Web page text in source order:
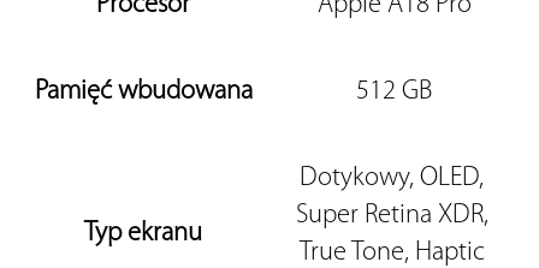
Pamięć wbudowana 512 GB
Typ ekranu
Dotykowy, OLED,
Super Retina XDR,
True Tone, Haptic